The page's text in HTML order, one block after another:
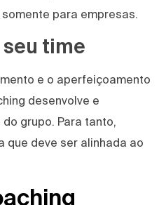
para empresas.
time
e o aperfeiçoamento
desenvolve e
grupo. Para tanto,
que deve ser alinhada ao